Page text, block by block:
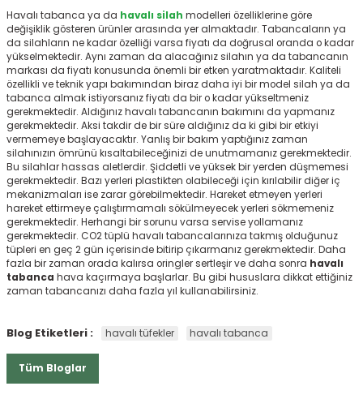
Havalı tabanca ya da havalı silah modelleri özelliklerine göre
değişiklik gösteren ürünler arasında yer almaktadır. Tabancaların ya
da silahların ne kadar özelliği varsa fiyatı da doğrusal oranda o kadar
yükselmektedir. Aynı zaman da alacağınız silahın ya da tabancanın
markası da fiyatı konusunda önemli bir etken yaratmaktadır. Kaliteli
özellikli ve teknik yapı bakımından biraz daha iyi bir model silah ya da
tabanca almak istiyorsanız fiyatı da bir o kadar yükseltmeniz
gerekmektedir. Aldığınız havalı tabancanın bakımını da yapmanız
gerekmektedir. Aksi takdir de bir süre aldığınız da ki gibi bir etkiyi
vermemeye başlayacaktır. Yanlış bir bakım yaptığınız zaman
silahınızın ömrünü kısaltabileceğinizi de unutmamanız gerekmektedir.
Bu silahlar hassas aletlerdir. Şiddetli ve yüksek bir yerden düşmemesi
gerekmektedir. Bazı yerleri plastikten olabileceği için kırılabilir diğer iç
mekanizmaları ise zarar görebilmektedir. Hareket etmeyen yerleri
hareket ettirmeye çalıştırmamalı sökülmeyecek yerleri sökmemeniz
gerekmektedir. Herhangi bir sorunu varsa servise yollamanız
gerekmektedir. CO2 tüplü havalı tabancalarınıza takmış olduğunuz
tüpleri en geç 2 gün içerisinde bitirip çıkarmanız gerekmektedir. Daha
fazla bir zaman orada kalırsa oringler sertleşir ve daha sonra havalı
tabanca hava kaçırmaya başlarlar. Bu gibi hususlara dikkat ettiğiniz
zaman tabancanızı daha fazla yıl kullanabilirsiniz.
Blog Etiketleri : havalı tüfekler havalı tabanca
Tüm Bloglar